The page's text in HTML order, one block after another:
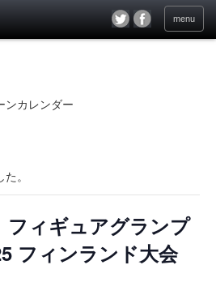
menu
ンカレンダー
。
フィギュアグランプ
フィンランド大会